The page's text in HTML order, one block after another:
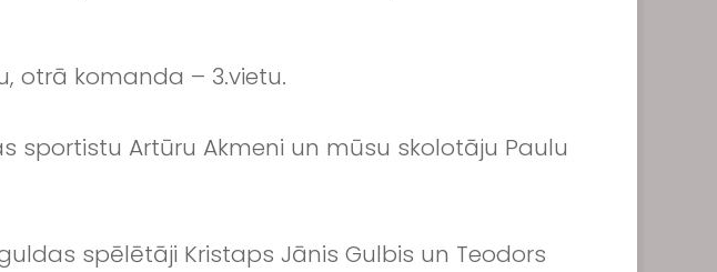
otrā komanda – 3.vietu.
sportistu Artūru Akmeni un mūsu skolotāju Paulu
spēlētāji Kristaps Jānis Gulbis un Teodors